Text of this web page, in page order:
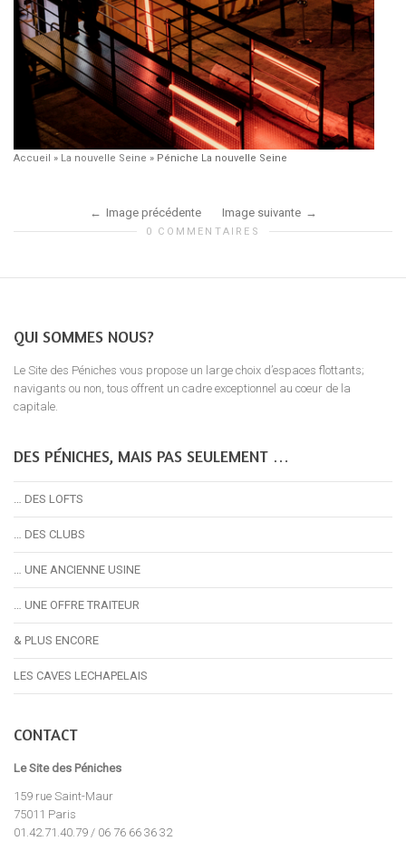
Accueil » La nouvelle Seine » Péniche La nouvelle Seine
Image précédente Image suivante
0 COMMENTAIRES
QUI SOMMES NOUS?
Le Site des Péniches vous propose un large choix d’espaces flottants;
navigants ou non, tous offrent un cadre exceptionnel au coeur de la
capitale.
DES PÉNICHES, MAIS PAS SEULEMENT …
… DES LOFTS
… DES CLUBS
… UNE ANCIENNE USINE
… UNE OFFRE TRAITEUR
& PLUS ENCORE
LES CAVES LECHAPELAIS
CONTACT
Le Site des Péniches
159 rue Saint-Maur
75011 Paris
01.42.71.40.79 / 06 76 66 36 32